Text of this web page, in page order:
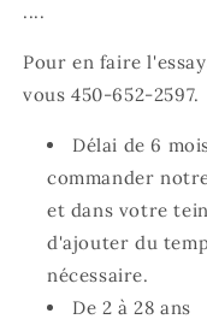
....
Pour en faire
vous 450-652-2597.
Délai de 6
commander
et dans votre
d'ajouter du
nécessaire.
De 2 à 28 ans